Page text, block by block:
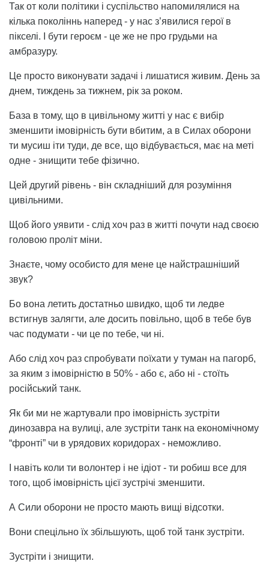
Так от коли політики і суспільство напомилялися на
кілька поколіннь наперед - у нас з’явилися герої в
пікселі. І бути героєм - це же не про грудьми на
амбразуру.
Це просто виконувати задачі і лишатися живим. День за
днем, тиждень за тижнем, рік за роком.
База в тому, що в цивільному житті у нас є вибір
зменшити імовірність бути вбитим, а в Силах оборони
ти мусиш іти туди, де все, що відбувається, має на меті
одне - знищити тебе фізично.
Цей другий рівень - він складніший для розуміння
цивільними.
Щоб його уявити - слід хоч раз в житті почути над своєю
головою проліт міни.
Знаєте, чому особисто для мене це найстрашніший
звук?
Бо вона летить достатньо швидко, щоб ти ледве
встигнув залягти, але досить повільно, щоб в тебе був
час подумати - чи це по тебе, чи ні.
Або слід хоч раз спробувати поїхати у туман на пагорб,
за яким з імовірністю в 50% - або є, або ні - стоїть
російський танк.
Як би ми не жартували про імовірність зустріти
динозавра на вулиці, але зустріти танк на економічному
“фронті” чи в урядових коридорах - неможливо.
І навіть коли ти волонтер і не ідіот - ти робиш все для
того, щоб імовірність цієї зустрічі зменшити.
А Сили оборони не просто мають вищі відсотки.
Вони спецільно їх збільшують, щоб той танк зустріти.
Зустріти і знищити.